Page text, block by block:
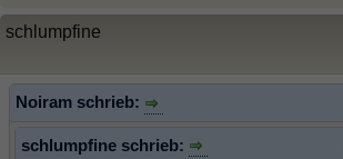
schlumpfine
Noiram schrieb:
schlumpfine schrieb: